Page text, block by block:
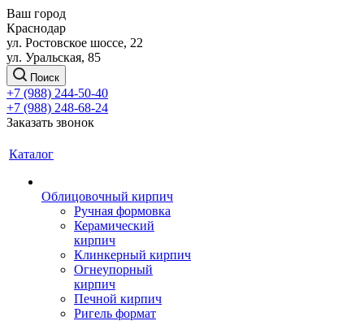
Ваш город
Краснодар
ул. Ростовское шоссе, 22
ул. Уральская, 85
Поиск
+7 (988) 244-50-40
+7 (988) 248-68-24
Заказать звонок
Каталог
Облицовочный кирпич
Ручная формовка
Керамический
кирпич
Клинкерный кирпич
Огнеупорный
кирпич
Печной кирпич
Ригель формат